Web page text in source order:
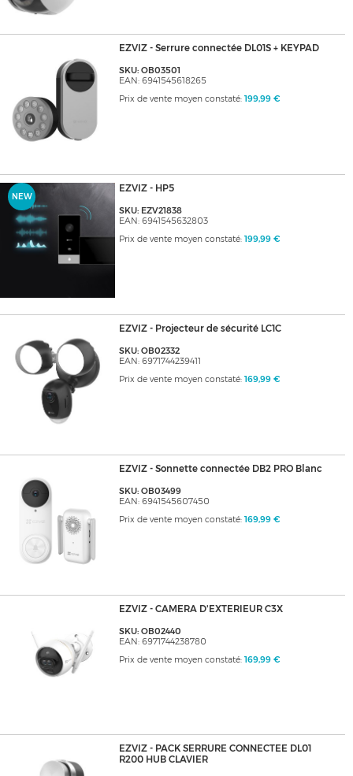
EZVIZ - Serrure connectée DL01S + KEYPAD
SKU: OB03501
EAN: 6941545618265
Prix de vente moyen constaté: 199,99 €
NEW
EZVIZ - HP5
SKU: EZV21838
EAN: 6941545632803
Prix de vente moyen constaté: 199,99 €
EZVIZ - Projecteur de sécurité LC1C
SKU: OB02332
EAN: 6971744239411
Prix de vente moyen constaté: 169,99 €
EZVIZ - Sonnette connectée DB2 PRO Blanc
SKU: OB03499
EAN: 6941545607450
Prix de vente moyen constaté: 169,99 €
EZVIZ - CAMERA D'EXTERIEUR C3X
SKU: OB02440
EAN: 6971744238780
Prix de vente moyen constaté: 169,99 €
EZVIZ - PACK SERRURE CONNECTEE DL01
R200 HUB CLAVIER